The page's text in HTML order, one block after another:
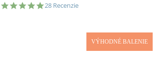
5.0
28 Recenzie
VÝHODNÉ BALENIE